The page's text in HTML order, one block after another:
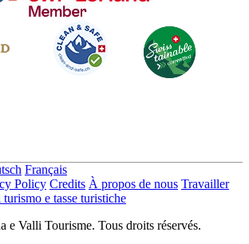
Français
Policy Credits À propos de nous Travailler
e tasse turistiche
Valli Tourisme. Tous droits réservés.